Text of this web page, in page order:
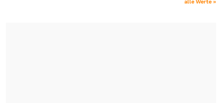
alle Werte »